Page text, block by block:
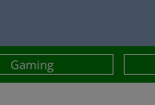
Gaming